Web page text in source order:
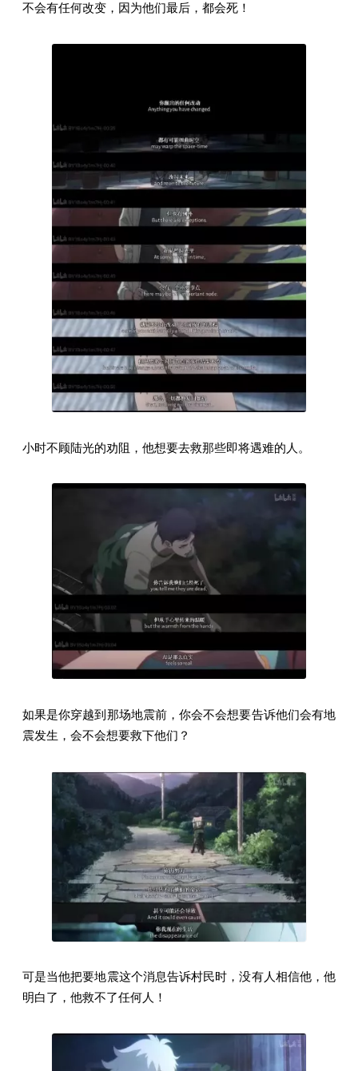
不会有任何改变，因为他们最后，都会死！
小时不顾陆光的劝阻，他想要去救那些即将遇难的人。
如果是你穿越到那场地震前，你会不会想要告诉他们会有地
震发生，会不会想要救下他们？
可是当他把要地震这个消息告诉村民时，没有人相信他，他
明白了，他救不了任何人！